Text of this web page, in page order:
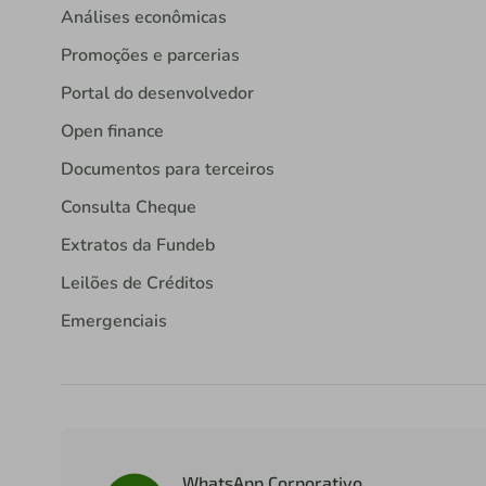
Análises econômicas
Promoções e parcerias
Portal do desenvolvedor
Open finance
Documentos para terceiros
Consulta Cheque
Extratos da Fundeb
Leilões de Créditos
Emergenciais